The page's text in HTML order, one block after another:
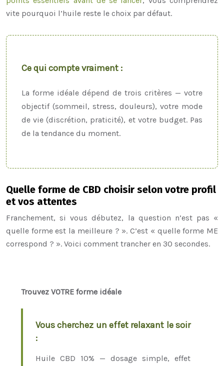
vite pourquoi l’huile reste le choix par défaut.
Ce qui compte vraiment :
La forme idéale dépend de trois critères — votre
objectif (sommeil, stress, douleurs), votre mode
de vie (discrétion, praticité), et votre budget. Pas
de la tendance du moment.
Quelle forme de CBD choisir selon votre profil
et vos attentes
Franchement, si vous débutez, la question n’est pas «
quelle forme est la meilleure ? ». C’est « quelle forme ME
correspond ? ». Voici comment trancher en 30 secondes.
Trouvez VOTRE forme idéale
Vous cherchez un effet relaxant le soir
:
Huile CBD 10% — dosage simple, effet